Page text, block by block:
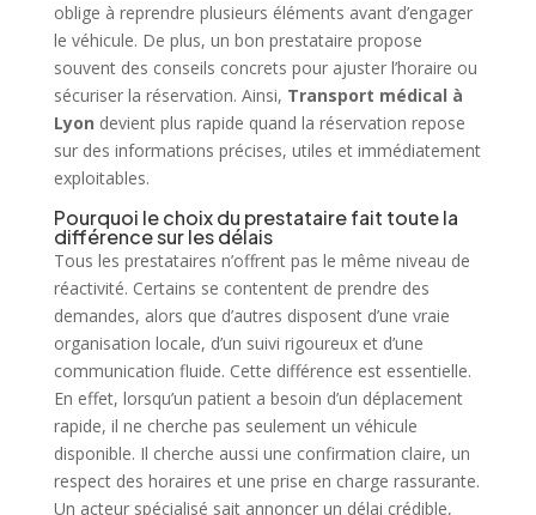
oblige à reprendre plusieurs éléments avant d’engager
le véhicule. De plus, un bon prestataire propose
souvent des conseils concrets pour ajuster l’horaire ou
sécuriser la réservation. Ainsi, Transport médical à
Lyon devient plus rapide quand la réservation repose
sur des informations précises, utiles et immédiatement
exploitables.
Pourquoi le choix du prestataire fait toute la
différence sur les délais
Tous les prestataires n’offrent pas le même niveau de
réactivité. Certains se contentent de prendre des
demandes, alors que d’autres disposent d’une vraie
organisation locale, d’un suivi rigoureux et d’une
communication fluide. Cette différence est essentielle.
En effet, lorsqu’un patient a besoin d’un déplacement
rapide, il ne cherche pas seulement un véhicule
disponible. Il cherche aussi une confirmation claire, un
respect des horaires et une prise en charge rassurante.
Un acteur spécialisé sait annoncer un délai crédible,